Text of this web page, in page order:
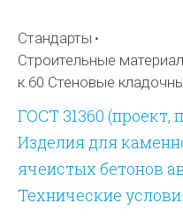
Стандарты
Строительные
к.60 Стеновые
ГОСТ 31360 (проект,
Изделия для
ячеистых бетонов
Технические